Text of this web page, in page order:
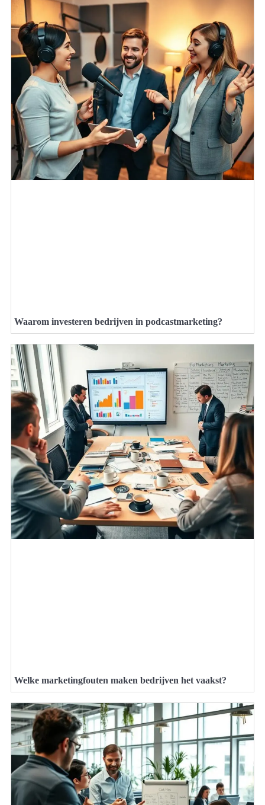
Waarom investeren bedrijven in podcastmarketing?
Welke marketingfouten maken bedrijven het vaakst?